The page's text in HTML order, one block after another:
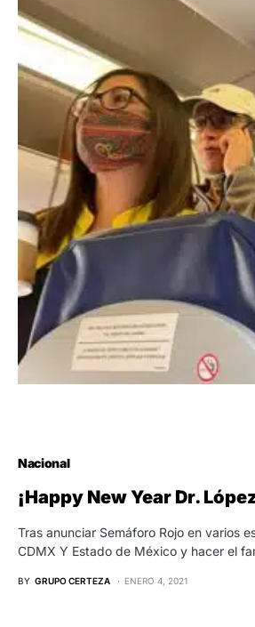
Nacional
¡Happy New Year Dr.
Tras anunciar Semáforo Rojo en varios
CDMX Y Estado de México y hacer el
BY GRUPO CERTEZA ENERO 4, 2021